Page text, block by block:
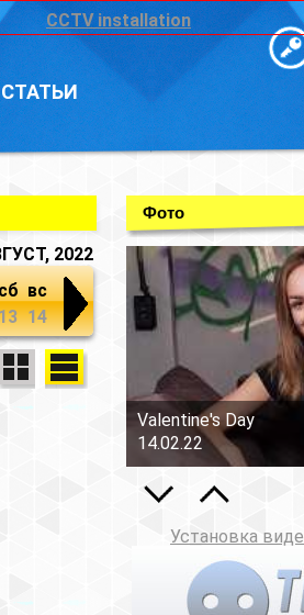
CCTV installation
СТАТЬИ
2022
вс
14
Фото
Valentine's Day
14.02.22
Установка